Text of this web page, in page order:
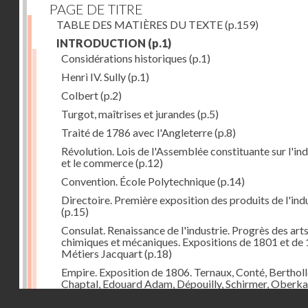
PAGE DE TITRE
TABLE DES MATIÈRES DU TEXTE(p.159)
INTRODUCTION (p.1)
Considérations historiques (p.1)
Henri IV. Sully(p.1)
Colbert(p.2)
Turgot, maîtrises et jurandes (p.5)
Traité de 1786 avec l'Angleterre(p.8)
Révolution. Lois de l'Assemblée constituante sur
et le commerce(p.12)
Convention. École Polytechnique(p.14)
Directoire. Première exposition des produits de
(p.15)
Consulat. Renaissance de l'industrie. Progrès des arts
chimiques et mécaniques. Expositions de 1801 et de
Métiers Jacquart(p.18)
Empire. Exposition de 1806. Ternaux, Conté,
Chaptal, Edouard Adam, Dépouilly, Schirmer,